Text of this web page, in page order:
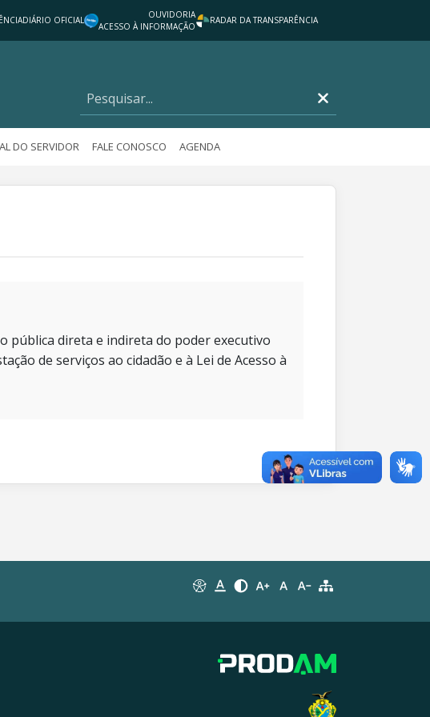
DIÁRIO OFICIAL
OUVIDORIA
ACESSO À INFORMAÇÃO
RADAR DA TRANSPARÊNCIA
DO SERVIDOR FALE CONOSCO AGENDA
pública direta e indireta do poder executivo
de serviços ao cidadão e à Lei de Acesso à